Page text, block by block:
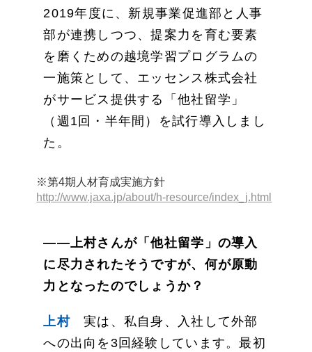
2019年度に、新規事業促進部と人事
部が連携しつつ、提案力を育む要素
を磨くための越境学習プログラムの
一施策として、エッセンス株式会社
がサービス提供する「他社留学」
（週1回・半年間）を試行導入しまし
た。
※第4期人材育成実施方針
http://www.jaxa.jp/about/h-resource/index_j.html
――上村さんが「他社留学」の導入
に尽力されたそうですが、何が原動
力となったのでしょうか？
上村実は、私自身、入社して外部
への出向を3回経験しています。最初